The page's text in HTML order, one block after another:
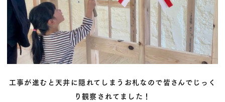
工事が進むと天井に隠れてしまうお札なので皆さんでじっく
り観察されてました！